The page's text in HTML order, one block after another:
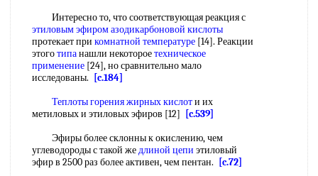
Интересно то, что соответствующая реакция с
этиловым эфиром азодикарбоновой кислоты
протекает при комнатной температуре [14]. Реакции
этоготипанашли некотороетехническое
применение [24], но сравнительно мало
исследованы.
[c.184]
Теплоты горенияжирных кислоти их
метиловых и этиловых эфиров [12]
[c.539]
Эфиры более склонны к окислению, чем
углеводороды с такой жедлиной цепи этиловый
эфир в 2500 раз более активен, чем пентан.
[c.72]